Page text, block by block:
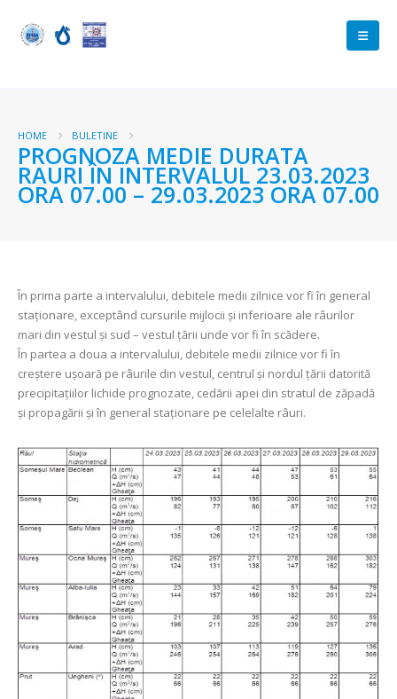
HOME BULETINE
PROGNOZA MEDIE DURATA
RAURI ÎN INTERVALUL 23.03.2023
ORA 07.00 – 29.03.2023 ORA 07.00
În prima parte a intervalului, debitele medii zilnice vor fi în general
staționare, exceptând cursurile mijlocii și inferioare ale râurilor
mari din vestul și sud – vestul țării unde vor fi în scădere.
În partea a doua a intervalului, debitele medii zilnice vor fi în
creștere ușoară pe râurile din vestul, centrul și nordul țării datorită
precipitațiilor lichide prognozate, cedării apei din stratul de zăpadă
și propagării și în general staționare pe celelalte râuri.